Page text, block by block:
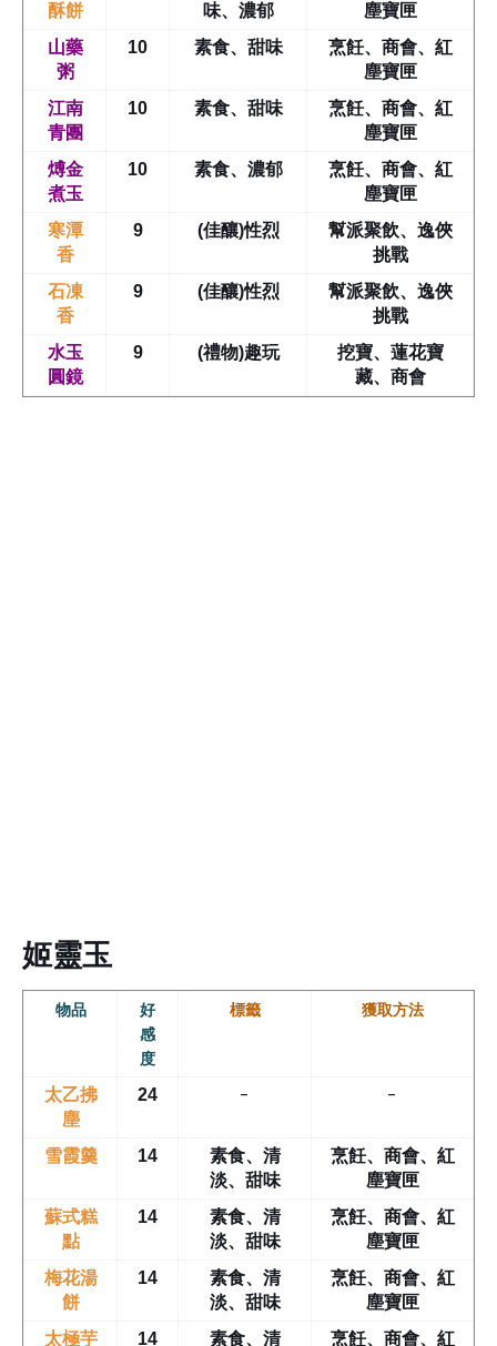
酥餅
味、濃郁
塵寶匣
山藥
粥
10 素食、甜味
烹飪、商會、紅
塵寶匣
江南
青團
10 素食、甜味
烹飪、商會、紅
塵寶匣
煿金
煮玉
10 素食、濃郁
烹飪、商會、紅
塵寶匣
寒潭
香
9 (佳釀)性烈
幫派聚飲、逸俠
挑戰
石凍
香
9 (佳釀)性烈
幫派聚飲、逸俠
挑戰
水玉
圓鏡
9 (禮物)趣玩
挖寶、蓮花寶
藏、商會
姬靈玉
物品
好
感
度
標籤 獲取方法
太乙拂
塵
24 - -
雪霞羹 14
素食、清
淡、甜味
烹飪、商會、紅
塵寶匣
蘇式糕
點
14
素食、清
淡、甜味
烹飪、商會、紅
塵寶匣
梅花湯
餅
14
素食、清
淡、甜味
烹飪、商會、紅
塵寶匣
太極芋
14 素食、清 烹飪、商會、紅